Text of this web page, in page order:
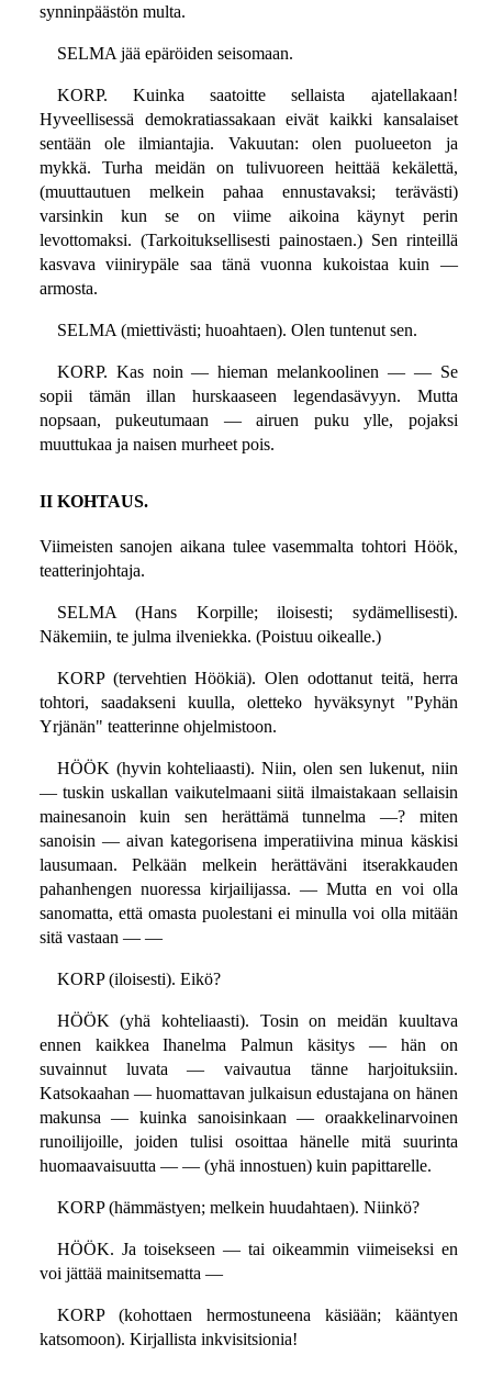
synninpäästön multa.
SELMA jää epäröiden seisomaan.
KORP. Kuinka saatoitte sellaista ajatellakaan!
Hyveellisessä demokratiassakaan eivät kaikki kansalaiset
sentään ole ilmiantajia. Vakuutan: olen puolueeton ja
mykkä. Turha meidän on tulivuoreen heittää kekälettä,
(muuttautuen melkein pahaa ennustavaksi; terävästi)
varsinkin kun se on viime aikoina käynyt perin
levottomaksi. (Tarkoituksellisesti painostaen.) Sen rinteillä
kasvava viinirypäle saa tänä vuonna kukoistaa kuin —
armosta.
SELMA (miettivästi; huoahtaen). Olen tuntenut sen.
KORP. Kas noin — hieman melankoolinen — — Se
sopii tämän illan hurskaaseen legendasävyyn. Mutta
nopsaan, pukeutumaan — airuen puku ylle, pojaksi
muuttukaa ja naisen murheet pois.
II KOHTAUS.
Viimeisten sanojen aikana tulee vasemmalta tohtori Höök,
teatterinjohtaja.
SELMA (Hans Korpille; iloisesti; sydämellisesti).
Näkemiin, te julma ilveniekka. (Poistuu oikealle.)
KORP (tervehtien Höökiä). Olen odottanut teitä, herra
tohtori, saadakseni kuulla, oletteko hyväksynyt "Pyhän
Yrjänän" teatterinne ohjelmistoon.
HÖÖK (hyvin kohteliaasti). Niin, olen sen lukenut, niin
— tuskin uskallan vaikutelmaani siitä ilmaistakaan sellaisin
mainesanoin kuin sen herättämä tunnelma —? miten
sanoisin — aivan kategorisena imperatiivina minua käskisi
lausumaan. Pelkään melkein herättäväni itserakkauden
pahanhengen nuoressa kirjailijassa. — Mutta en voi olla
sanomatta, että omasta puolestani ei minulla voi olla mitään
sitä vastaan — —
KORP (iloisesti). Eikö?
HÖÖK (yhä kohteliaasti). Tosin on meidän kuultava
ennen kaikkea Ihanelma Palmun käsitys — hän on
suvainnut luvata — vaivautua tänne harjoituksiin.
Katsokaahan — huomattavan julkaisun edustajana on hänen
makunsa — kuinka sanoisinkaan — oraakkelinarvoinen
runoilijoille, joiden tulisi osoittaa hänelle mitä suurinta
huomaavaisuutta — — (yhä innostuen) kuin papittarelle.
KORP (hämmästyen; melkein huudahtaen). Niinkö?
HÖÖK. Ja toisekseen — tai oikeammin viimeiseksi en
voi jättää mainitsematta —
KORP (kohottaen hermostuneena käsiään; kääntyen
katsomoon). Kirjallista inkvisitsionia!